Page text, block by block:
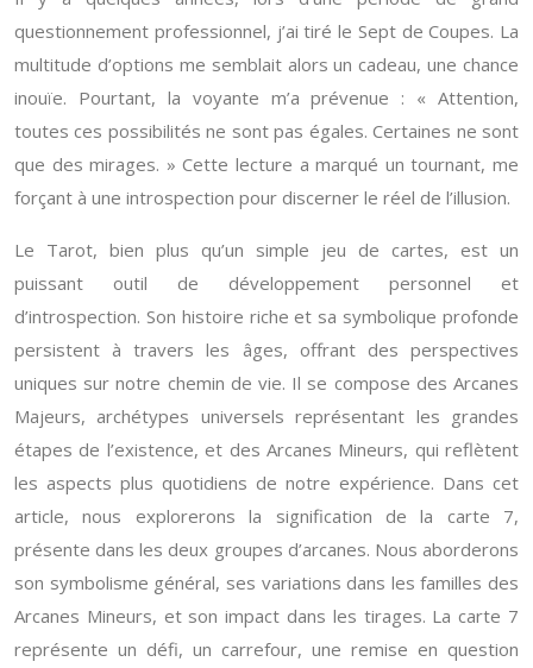
questionnement professionnel, j’ai tiré le Sept de Coupes. La
multitude d’options me semblait alors un cadeau, une chance
inouïe. Pourtant, la voyante m’a prévenue : « Attention,
toutes ces possibilités ne sont pas égales. Certaines ne sont
que des mirages. » Cette lecture a marqué un tournant, me
forçant à une introspection pour discerner le réel de l’illusion.
Le Tarot, bien plus qu’un simple jeu de cartes, est un
puissant outil de développement personnel et
d’introspection. Son histoire riche et sa symbolique profonde
persistent à travers les âges, offrant des perspectives
uniques sur notre chemin de vie. Il se compose des Arcanes
Majeurs, archétypes universels représentant les grandes
étapes de l’existence, et des Arcanes Mineurs, qui reflètent
les aspects plus quotidiens de notre expérience. Dans cet
article, nous explorerons la signification de la carte 7,
présente dans les deux groupes d’arcanes. Nous aborderons
son symbolisme général, ses variations dans les familles des
Arcanes Mineurs, et son impact dans les tirages. La carte 7
représente un défi, un carrefour, une remise en question